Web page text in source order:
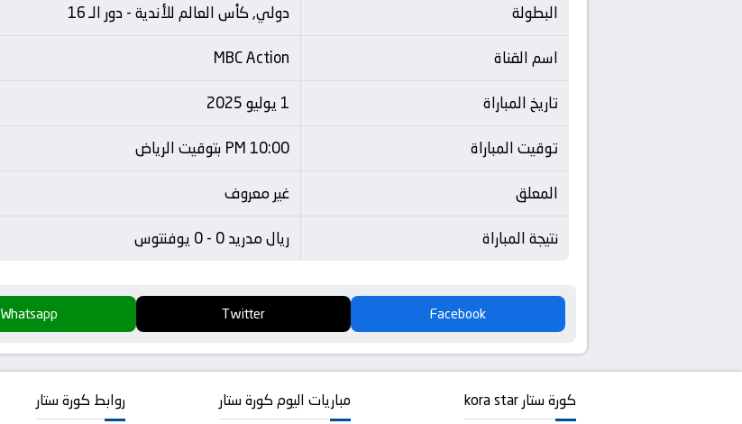
البطولة
دولي, كأس العالم للأندية - دور الـ 16
اسم القناة
MBC Action
تاريخ المباراة
1 يوليو 2025
توقيت المباراة
10:00 PM بتوقيت الرياض
المعلق
غير معروف
نتيجة المباراة
ريال مدريد 0 - 0 يوفنتوس
Facebook
Twitter
Whatsapp
كورة ستار kora star مباريات اليوم كورة ستار روابط كورة ستار